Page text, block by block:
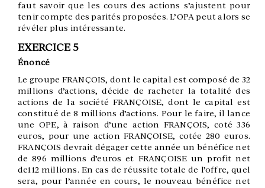
faut savoir que les cours des actions s’ajustent pour
tenir compte des parités proposées. L’OPA peut alors se
révéler plus intéressante.
EXERCICE 5
Énoncé
Le groupe FRANÇOIS, dont le capital est composé de 32
millions d’actions, décide de racheter la totalité des
actions de la société FRANÇOISE, dont le capital est
constitué de 8 millions d’actions. Pour le faire, il lance
une OPE, à raison d’une action FRANÇOIS, coté 336
euros, pour une action FRANÇOISE, cotée 280 euros.
FRANÇOIS devrait dégager cette année un bénéfice net
de 896 millions d’euros et FRANÇOISE un profit net
de112 millions. En cas de réussite totale de l’offre, quel
sera, pour l’année en cours, le nouveau bénéfice net